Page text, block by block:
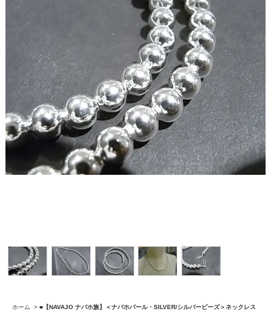
ホーム > ■【NAVAJO ナバホ族】＜ナバホパール・SILVER/シルバービーズ＞ネックレス